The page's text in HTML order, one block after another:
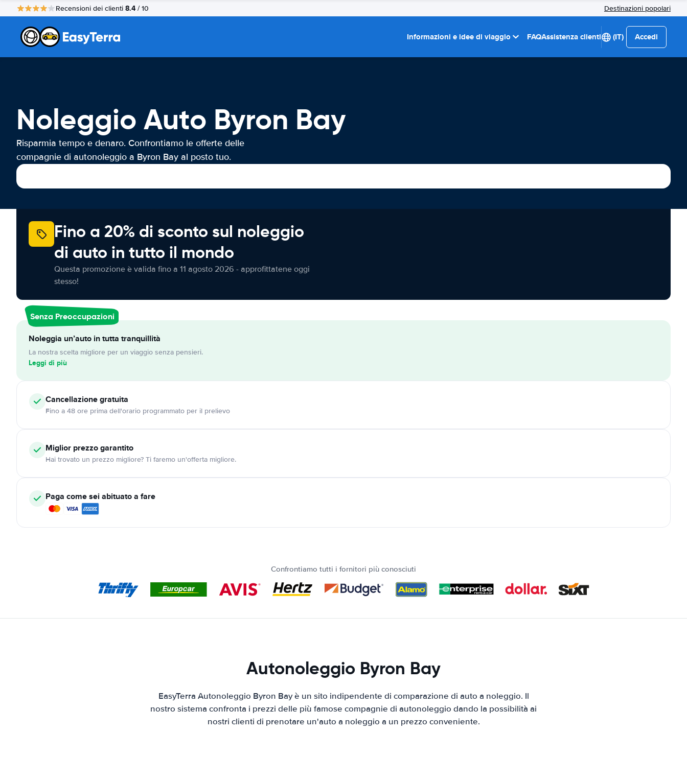
Recensioni dei clienti 8.4 / 10 Destinazioni popolari
Informazioni e idee di viaggio FAQAssistenza clienti (IT) Accedi
Noleggio Auto Byron Bay
Risparmia tempo e denaro. Confrontiamo le offerte delle
compagnie di autonoleggio a Byron Bay al posto tuo.
Fino a 20% di sconto sul noleggio
di auto in tutto il mondo
Questa promozione è valida fino a 11 agosto 2026 - approfittatene oggi
stesso!
Senza Preoccupazioni
Noleggia un’auto in tutta tranquillità
La nostra scelta migliore per un viaggio senza pensieri.
Leggi di più
Cancellazionegratuita
Fino a 48 ore prima dell'orario programmato per il prelievo
Miglior prezzo garantito
Hai trovato un prezzo migliore? Ti faremo un'offerta migliore.
Paga come sei abituato a fare
Confrontiamo tutti i fornitori più conosciuti
Autonoleggio Byron Bay
EasyTerra Autonoleggio Byron Bay è un sito indipendente di comparazione di auto a noleggio. Il
nostro sistema confronta i prezzi delle più famose compagnie di autonoleggio dando la possibilità ai
nostri clienti di prenotare un'auto a noleggio a un prezzo conveniente.